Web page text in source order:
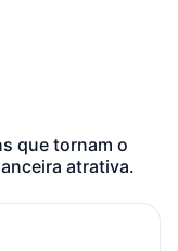
que tornam o
atrativa.